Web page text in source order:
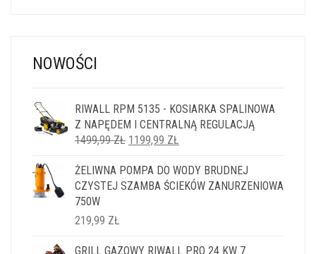
NOWOŚCI
RIWALL RPM 5135 - KOSIARKA SPALINOWA
Z NAPĘDEM I CENTRALNĄ REGULACJĄ
1499,99ZŁ PIERWOTNA
WYNOSIŁA:
1499,99 ZŁ.
1199,99 ZŁ
WYNOSI:
1199,99 ZŁ.
ŻELIWNA POMPA DO WODY BRUDNEJ
CZYSTEJ SZAMBA ŚCIEKÓW ZANURZENIOWA
750W
219,99 ZŁ
GRILL GAZOWY RIWALL PRO 24 KW 7